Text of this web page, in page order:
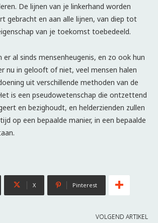
De lijnen van je linkerhand worden
gebracht en aan alle lijnen, van diep tot
van je toekomst toebedeeld.
er al sinds mensenheugenis, en zo ook hun
nu in gelooft of niet, veel mensen halen
uit verschillende methoden van de
is een pseudowetenschap die ontzettend
en bezighoudt, en helderzienden zullen
op een bepaalde manier, in een bepaalde
X Pinterest
VOLGEND ARTIKEL